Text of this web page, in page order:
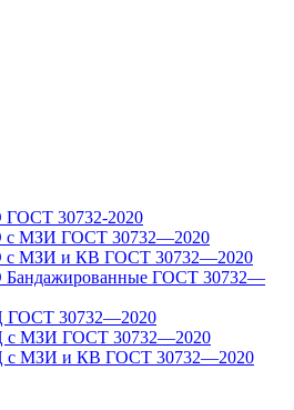
30732-2020
с МЗИ ГОСТ 30732—2020
с МЗИ и КВ ГОСТ 30732—2020
ГОСТ 30732—
ГОСТ 30732—2020
с МЗИ ГОСТ 30732—2020
с МЗИ и КВ ГОСТ 30732—2020